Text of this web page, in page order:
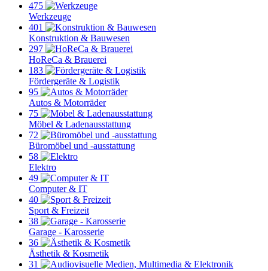
475
Werkzeuge
401
Konstruktion & Bauwesen
297
HoReCa & Brauerei
183
Fördergeräte & Logistik
95
Autos & Motorräder
75
Möbel & Ladenausstattung
72
Büromöbel und -ausstattung
58
Elektro
49
Computer & IT
40
Sport & Freizeit
38
Garage - Karosserie
36
Ästhetik & Kosmetik
31